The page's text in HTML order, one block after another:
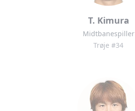
T. Kimura
Midtbanespiller
Trøje #34